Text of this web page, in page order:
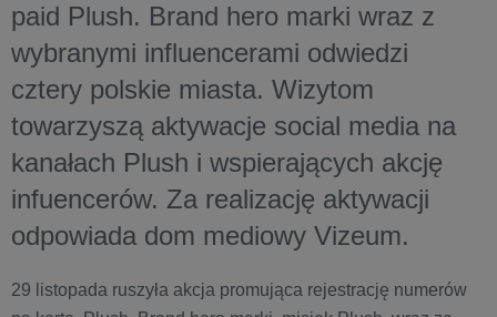
paid Plush. Brand hero marki wraz z
wybranymi influencerami odwiedzi
cztery polskie miasta. Wizytom
towarzyszą aktywacje social media na
kanałach Plush i wspierających akcję
infuencerów. Za realizację aktywacji
odpowiada dom mediowy Vizeum.
29 listopada ruszyła akcja promująca rejestrację numerów